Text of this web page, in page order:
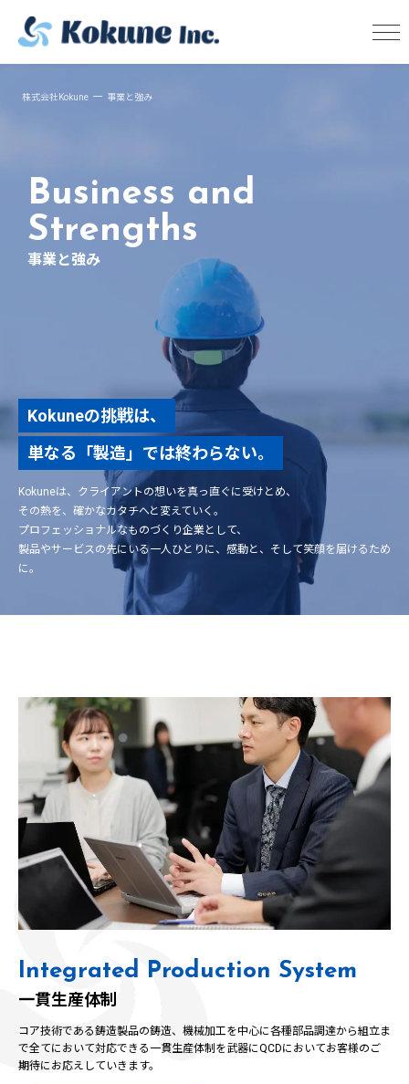
株式会社Kokune 事業と強み
Business and
Strengths
事業と強み
Kokuneの挑戦は、
単なる「製造」では終わらない。
Kokuneは、クライアントの想いを真っ直ぐに受けとめ、
その熱を、確かなカタチへと変えていく。
プロフェッショナルなものづくり企業として、
製品やサービスの先にいる一人ひとりに、感動と、そして笑顔を届けるため
に。
Integrated Production System
一貫生産体制
コア技術である鋳造製品の鋳造、機械加工を中心に各種部品調達から組立ま
で全てにおいて対応できる一貫生産体制を武器にQCDにおいてお客様のご
期待にお応えしていきます。